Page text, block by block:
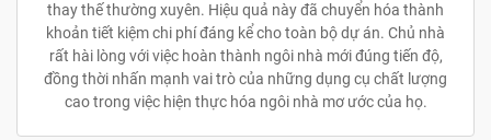
thay thế thường xuyên. Hiệu quả này đã chuyển hóa thành
khoản tiết kiệm chi phí đáng kể cho toàn bộ dự án. Chủ nhà
rất hài lòng với việc hoàn thành ngôi nhà mới đúng tiến độ,
đồng thời nhấn mạnh vai trò của những dụng cụ chất lượng
cao trong việc hiện thực hóa ngôi nhà mơ ước của họ.